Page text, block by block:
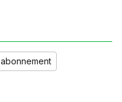
abonnement